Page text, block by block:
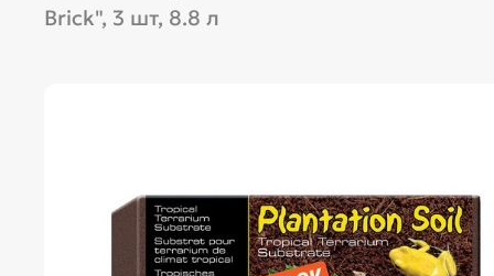
Brick", 3 шт, 8.8 л